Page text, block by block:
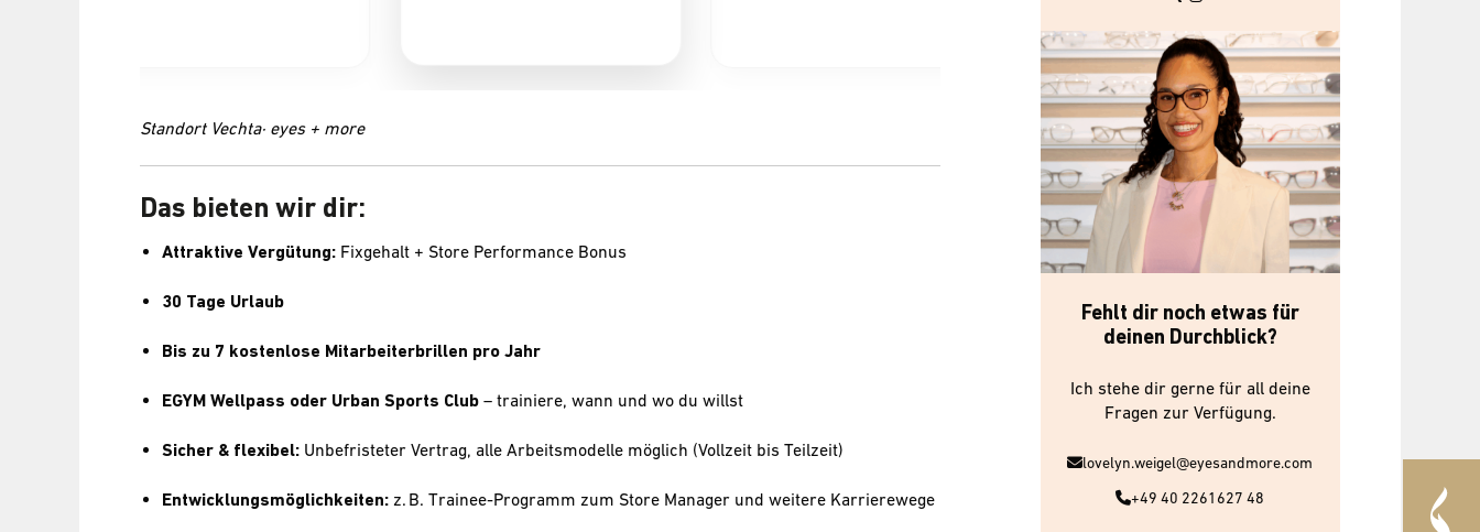
Standort Vechta· eyes + more
Das bieten wir dir:
Attraktive Vergütung: Fixgehalt + Store Performance Bonus
30 Tage Urlaub
Bis zu 7 kostenlose Mitarbeiterbrillen pro Jahr
EGYM Wellpass oder Urban Sports Club – trainiere, wann und wo du willst
Sicher & flexibel: Unbefristeter Vertrag, alle Arbeitsmodelle möglich (Vollzeit bis Teilzeit)
Entwicklungsmöglichkeiten: z. B. Trainee-Programm zum Store Manager und weitere Karrierewege
Fehlt dir noch etwas für
deinen Durchblick?
Ich stehe dir gerne für all deine
Fragen zur Verfügung.
lovelyn.weigel@eyesandmore.com
+49 40 2261627 48